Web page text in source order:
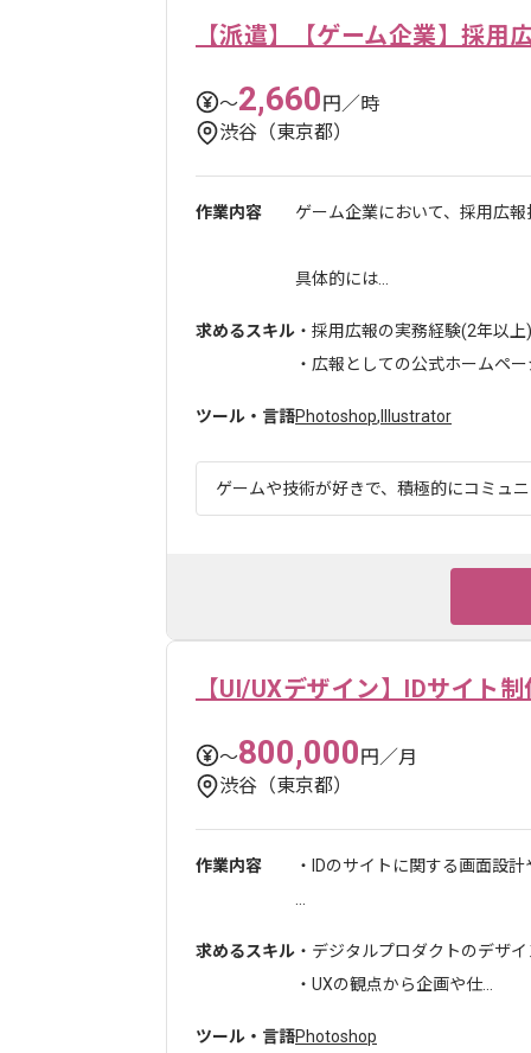
【派遣】【ゲーム企業】採用
〜2,660円／時
渋谷（東京都）
作業内容 ゲーム企業において、採用広
具体的には...
求めるスキル ・採用広報の実務経験(2年以上)
・広報としての公式ホームペ
ツール・言語Photoshop, Illustrator
ゲームや技術が好きで、積極的にコミュ
【UI/UXデザイン】IDサイト制
〜800,000円／月
渋谷（東京都）
作業内容
・IDのサイトに関する画面設
求めるスキル ・デジタルプロダクトのデザ
・UXの観点から企画や仕...
ツール・言語Photoshop